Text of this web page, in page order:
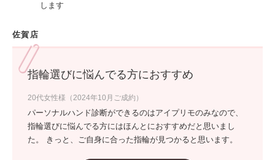
します
佐賀店
指輪選びに悩んでる方におすすめ
20代女性様（2024年10月ご成約）
パーソナルハンド診断ができるのはアイプリモのみなので、
指輪選びに悩んでる方にはほんとにおすすめだと思いまし
た。 きっと、ご自身に合った指輪が見つかると思います。